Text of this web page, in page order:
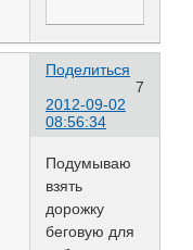
Поделиться
7
2012-09-02
08:56:34
Подумываю
взять
дорожку
беговую для